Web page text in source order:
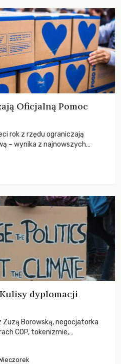
Oficjalną Pomoc
rok z rzędu ograniczają
– wynika z najnowszych
ODA w historii. Jakie będą
dyplomacji
Borowską, negocjatorka
COP, tokenizmie,